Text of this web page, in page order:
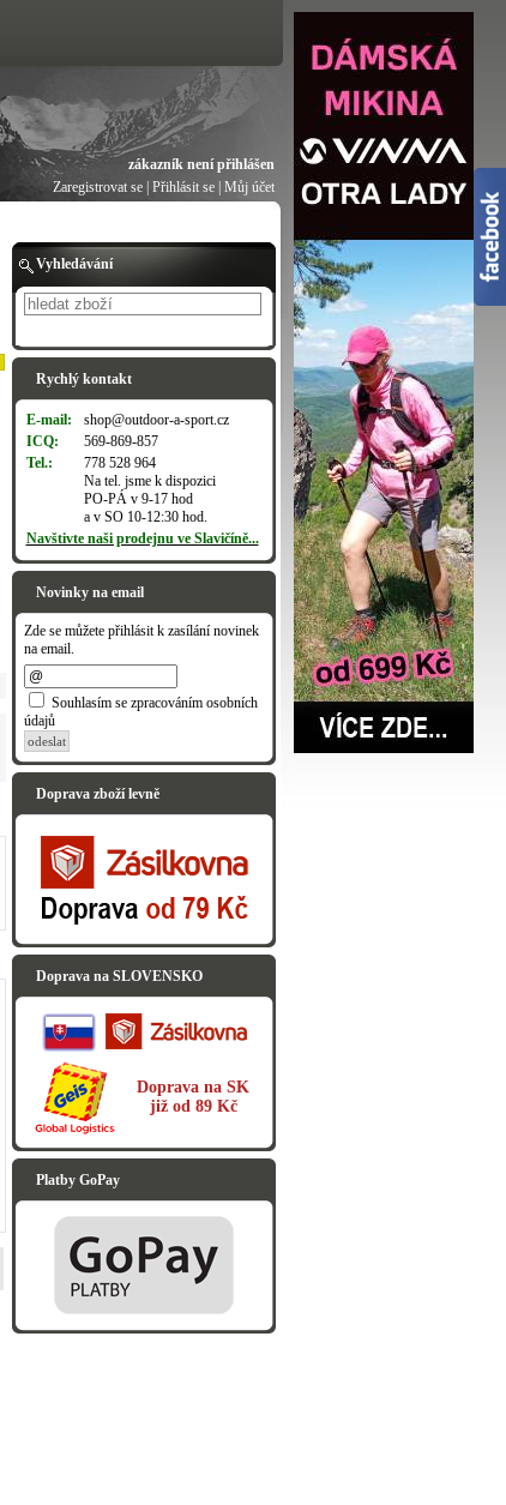
zákazník není přihlášen
Zaregistrovat se| Přihlásit se| Můj účet
Vyhledávání
Rychlý kontakt
E-mail:
shop@outdoor-a-sport.cz
ICQ:
569-869-857
Tel.:
778 528 964
Na tel. jsme k dispozici
PO-PÁ v 9-17 hod
a v SO 10-12:30 hod.
Navštivte naši prodejnu ve Slavičíně...
Novinky na email
Zde se můžete přihlásit k zasílání novinek
na email.
Souhlasím se zpracováním osobních
údajů
odeslat
Doprava zboží levně
Doprava na SLOVENSKO
Doprava na SK
již od 89 Kč
Platby GoPay